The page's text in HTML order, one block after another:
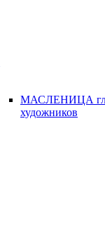
МАСЛЕНИЦА
художников